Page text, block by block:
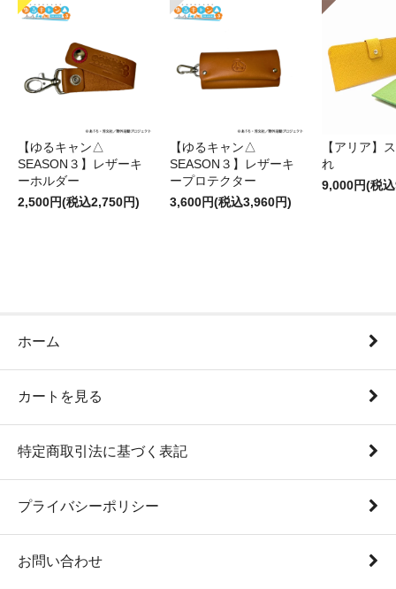
【ゆるキャン△
SEASON３】レザーキ
ーホルダー
2,500円(税込2,750円)
【ゆるキャン△
SEASON３】レザーキ
ープロテクター
3,600円(税込3,960円)
【アリア】
れ
9,000円(税
ホーム
カートを見る
特定商取引法に基づく表記
プライバシーポリシー
お問い合わせ